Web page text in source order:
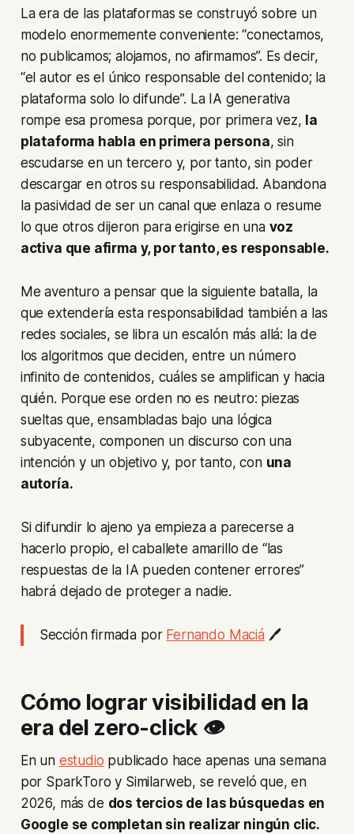
La era de las plataformas se construyó sobre un
modelo enormemente conveniente: “conectamos,
no publicamos; alojamos, no afirmamos”. Es decir,
“el autor es el único responsable del contenido; la
plataforma solo lo difunde”. La IA generativa
rompe esa promesa porque, por primera vez, la
plataforma habla en primera persona, sin
escudarse en un tercero y, por tanto, sin poder
descargar en otros su responsabilidad. Abandona
la pasividad de ser un canal que enlaza o resume
lo que otros dijeron para erigirse en una voz
activa que afirma y, por tanto, es responsable.
Me aventuro a pensar que la siguiente batalla, la
que extendería esta responsabilidad también a las
redes sociales, se libra un escalón más allá: la de
los algoritmos que deciden, entre un número
infinito de contenidos, cuáles se amplifican y hacia
quién. Porque ese orden no es neutro: piezas
sueltas que, ensambladas bajo una lógica
subyacente, componen un discurso con una
intención y un objetivo y, por tanto, con una
autoría.
Si difundir lo ajeno ya empieza a parecerse a
hacerlo propio, el caballete amarillo de “las
respuestas de la IA pueden contener errores”
habrá dejado de proteger a nadie.
Sección firmada por Fernando Maciá 🖊️
Cómo lograr visibilidad en la
era del zero-click 👁️
En un estudio publicado hace apenas una semana
por SparkToro y Similarweb, se reveló que, en
2026, más de dos tercios de las búsquedas en
Google se completan sin realizar ningún clic.